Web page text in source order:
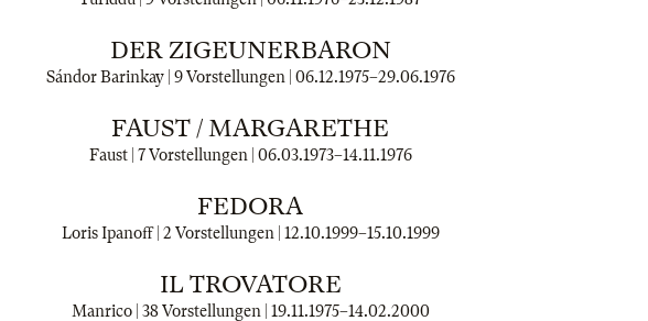
DER ZIGEUNERBARON
Sándor Barinkay | 9 Vorstellungen | 06.12.1975–29.06.1976
FAUST / MARGARETHE
Faust | 7 Vorstellungen | 06.03.1973–14.11.1976
FEDORA
Loris Ipanoff | 2 Vorstellungen | 12.10.1999–15.10.1999
IL TROVATORE
Manrico | 38 Vorstellungen | 19.11.1975–14.02.2000